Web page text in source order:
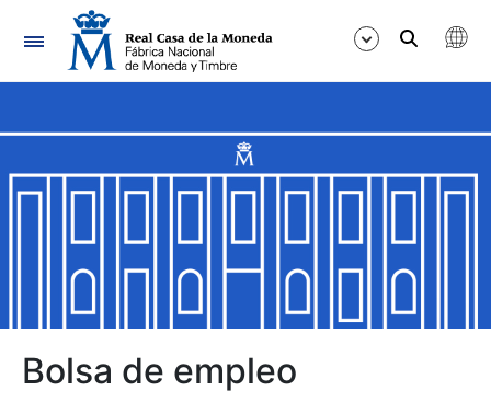
Navegación
Mostrar/Ocultar
Mostrar/Ocultar
Mostrar/Ocultar
Bolsa de empleo